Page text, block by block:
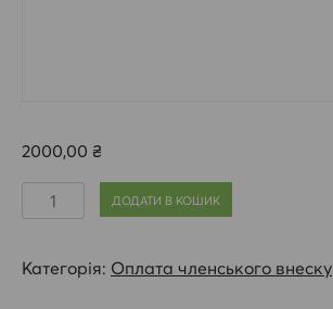
2000,00 ₴
Оплата
членського
(Донецький
ДОДАТИ В КОШИК
Категорія: Оплата членського внеску